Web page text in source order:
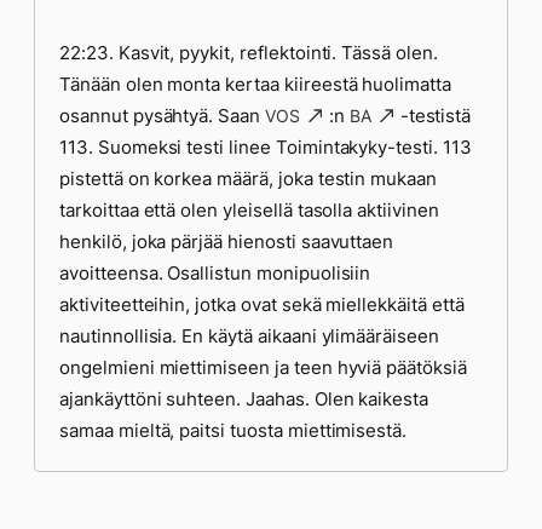
22:23. Kasvit, pyykit, reflektointi. Tässä olen.
Tänään olen monta kertaa kiireestä huolimatta
osannut pysähtyä. Saan VOS :n BA
-testistä
113. Suomeksi testi linee Toimintakyky-testi. 113
pistettä on korkea määrä, joka testin mukaan
tarkoittaa että olen yleisellä tasolla aktiivinen
henkilö, joka pärjää hienosti saavuttaen
avoitteensa. Osallistun monipuolisiin
aktiviteetteihin, jotka ovat sekä miellekkäitä että
nautinnollisia. En käytä aikaani ylimääräiseen
ongelmieni miettimiseen ja teen hyviä päätöksiä
ajankäyttöni suhteen. Jaahas. Olen kaikesta
samaa mieltä, paitsi tuosta miettimisestä.